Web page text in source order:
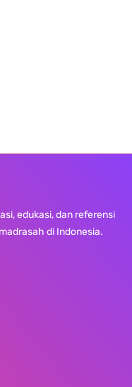
edukasi, dan referensi
di Indonesia.